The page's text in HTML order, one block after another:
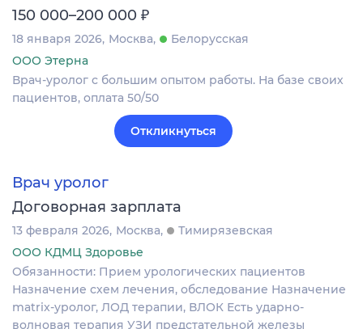
150 000–200 000 ₽
18 января 2026 Москва
Белорусская
ООО Этерна
Врач-уролог с большим опытом работы. На базе своих
пациентов, оплата 50/50
Откликнуться
Врач уролог
Договорная зарплата
13 февраля 2026 Москва
Тимирязевская
ООО КДМЦ Здоровье
Обязанности: Прием урологических пациентов
Назначение схем лечения, обследование Назначение
matrix-уролог, ЛОД терапии, ВЛОК Есть ударно-
волновая терапия УЗИ предстательной железы